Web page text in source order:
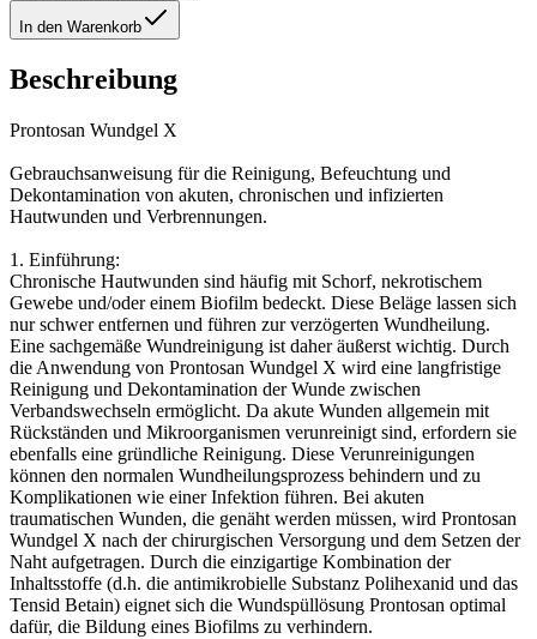
In den Warenkorb
Beschreibung
Prontosan Wundgel X
Gebrauchsanweisung für die Reinigung, Befeuchtung und
Dekontamination von akuten, chronischen und infizierten
Hautwunden und Verbrennungen.
1. Einführung:
Chronische Hautwunden sind häufig mit Schorf, nekrotischem
Gewebe und/oder einem Biofilm bedeckt. Diese Beläge lassen sich
nur schwer entfernen und führen zur verzögerten Wundheilung.
Eine sachgemäße Wundreinigung ist daher äußerst wichtig. Durch
die Anwendung von Prontosan Wundgel X wird eine langfristige
Reinigung und Dekontamination der Wunde zwischen
Verbandswechseln ermöglicht. Da akute Wunden allgemein mit
Rückständen und Mikroorganismen verunreinigt sind, erfordern sie
ebenfalls eine gründliche Reinigung. Diese Verunreinigungen
können den normalen Wundheilungsprozess behindern und zu
Komplikationen wie einer Infektion führen. Bei akuten
traumatischen Wunden, die genäht werden müssen, wird Prontosan
Wundgel X nach der chirurgischen Versorgung und dem Setzen der
Naht aufgetragen. Durch die einzigartige Kombination der
Inhaltsstoffe (d.h. die antimikrobielle Substanz Polihexanid und das
Tensid Betain) eignet sich die Wundspüllösung Prontosan optimal
dafür, die Bildung eines Biofilms zu verhindern.